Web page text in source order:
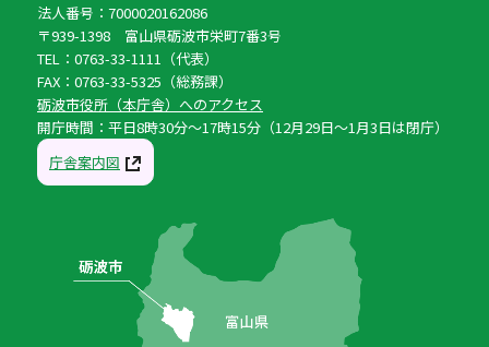
法人番号：7000020162086
〒939-1398 富山県砺波市栄町7番3号
TEL：0763-33-1111（代表）
FAX：0763-33-5325（総務課）
砺波市役所（本庁舎）へのアクセス
開庁時間：平日8時30分〜17時15分（12月29日〜1月3日は閉庁）
庁舎案内図